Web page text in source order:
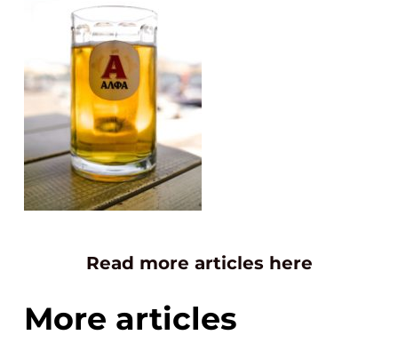
Read more articles here
More articles